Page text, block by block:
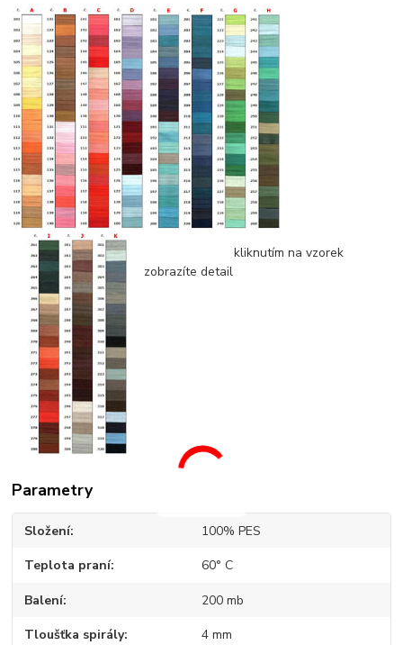
kliknutím na vzorek
zobrazíte detail
Parametry
Složení 100% PES
Teplota praní 60° C
Balení 200 mb
Tloušťka spirály 4 mm